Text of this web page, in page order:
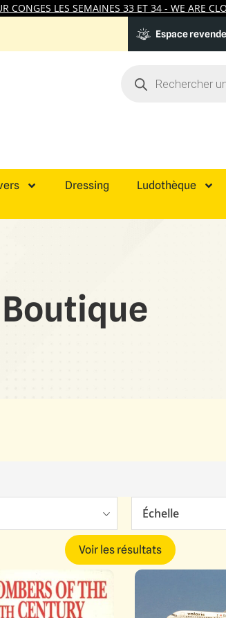
CONGES LES SEMAINES 33 ET 34 - WE ARE
Espace
Dressing Ludothèque
Boutique
Échelle
Voir les résultats